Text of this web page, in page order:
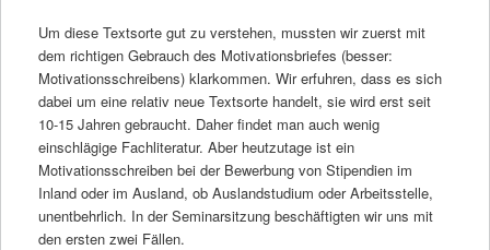
Um diese Textsorte gut zu verstehen, mussten wir zuerst mit
dem richtigen Gebrauch des Motivationsbriefes (besser:
Motivationsschreibens) klarkommen. Wir erfuhren, dass es sich
dabei um eine relativ neue Textsorte handelt, sie wird erst seit
10-15 Jahren gebraucht. Daher findet man auch wenig
einschlägige Fachliteratur. Aber heutzutage ist ein
Motivationsschreiben bei der Bewerbung von Stipendien im
Inland oder im Ausland, ob Auslandstudium oder Arbeitsstelle,
unentbehrlich. In der Seminarsitzung beschäftigten wir uns mit
den ersten zwei Fällen.